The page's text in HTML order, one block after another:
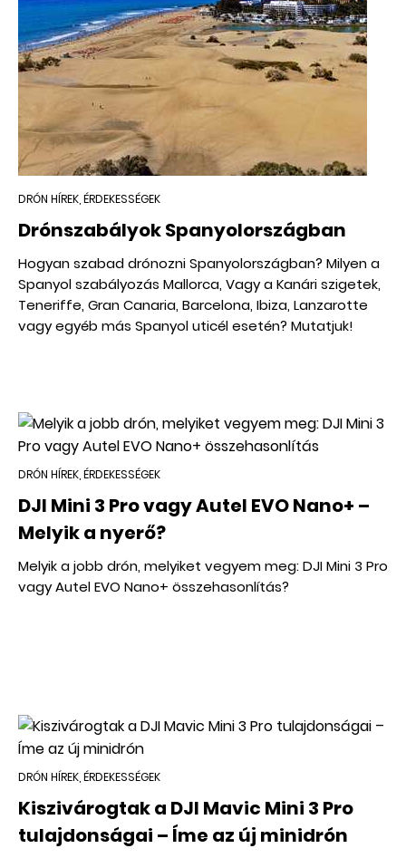
DRÓN HÍREK, ÉRDEKESSÉGEK
Drónszabályok Spanyolországban
Hogyan szabad drónozni Spanyolországban? Milyen a
Spanyol szabályozás Mallorca, Vagy a Kanári szigetek,
Teneriffe, Gran Canaria, Barcelona, Ibiza, Lanzarotte
vagy egyéb más Spanyol uticél esetén? Mutatjuk!
DRÓN HÍREK, ÉRDEKESSÉGEK
DJI Mini 3 Pro vagy Autel EVO Nano+ –
Melyik a nyerő?
Melyik a jobb drón, melyiket vegyem meg: DJI Mini 3 Pro
vagy Autel EVO Nano+ összehasonlítás?
DRÓN HÍREK, ÉRDEKESSÉGEK
Kiszivárogtak a DJI Mavic Mini 3 Pro
tulajdonságai – Íme az új minidrón